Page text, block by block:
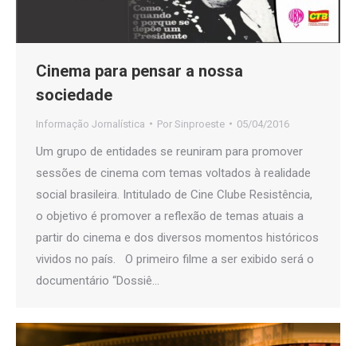
Cinema para pensar a nossa
sociedade
Informação Jornalística Por Sinproeste 05/04/2016
Um grupo de entidades se reuniram para promover
sessões de cinema com temas voltados à realidade
social brasileira. Intitulado de Cine Clube Resistência,
o objetivo é promover a reflexão de temas atuais a
partir do cinema e dos diversos momentos históricos
vividos no país. O primeiro filme a ser exibido será o
documentário “Dossiê…